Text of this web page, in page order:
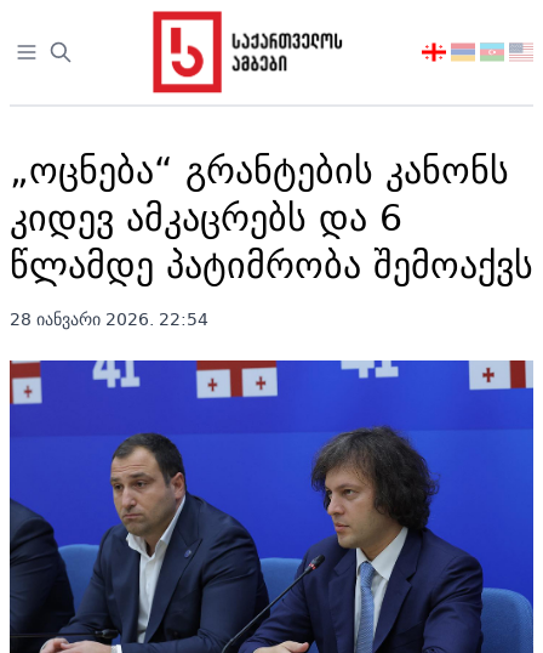
Open sidebar
აირჩიეთ
„ოცნება“ გრანტების კანონს
კიდევ ამკაცრებს და 6
წლამდე პატიმრობა შემოაქვს
28 იანვარი 2026. 22:54